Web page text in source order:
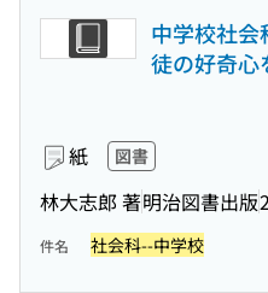
中学校社会
徒の好奇心
紙 図書
林大志郎 著明治図書出版
件名 社会科--中学校